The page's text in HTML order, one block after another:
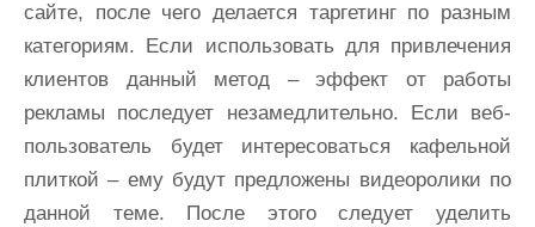
сайте, после чего делается таргетинг по разным
категориям. Если использовать для привлечения
клиентов данный метод – эффект от работы
рекламы последует незамедлительно. Если веб-
пользователь будет интересоваться кафельной
плиткой – ему будут предложены видеоролики по
данной теме. После этого следует уделить